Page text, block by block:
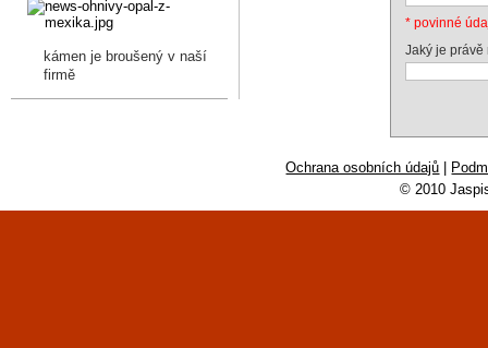
kámen je broušený v naší
firmě
* povinné
Jaký je právě
Ochrana osobních údajů |
© 2010